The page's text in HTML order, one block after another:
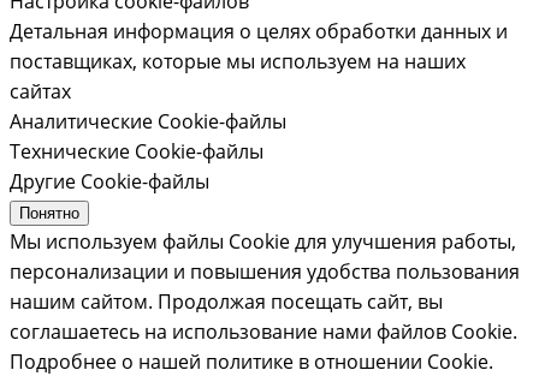
Детальная информация о целях обработки данных и
поставщиках, которые мы используем на наших
сайтах
Аналитические Cookie-файлы
Технические Cookie-файлы
Другие Cookie-файлы
Понятно
Мы используем файлы Cookie для улучшения работы,
персонализации и повышения удобства пользования
нашим сайтом. Продолжая посещать сайт, вы
соглашаетесь на использование нами файлов Cookie.
Подробнее о нашей политике в отношении Cookie.